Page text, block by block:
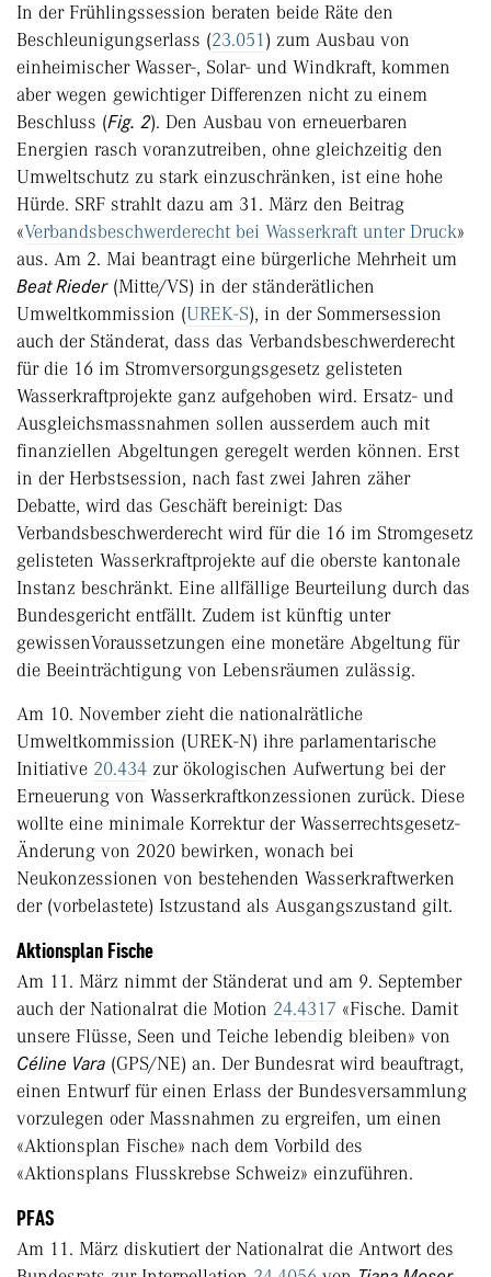
In der Frühlingssession beraten beide Räte den
Beschleunigungserlass (23.051) zum Ausbau von
einheimischer Wasser-, Solar- und Windkraft, kommen
aber wegen gewichtiger Differenzen nicht zu einem
Beschluss (Fig. 2). Den Ausbau von erneuerbaren
Energien rasch voranzutreiben, ohne gleichzeitig den
Umweltschutz zu stark einzuschränken, ist eine hohe
Hürde. SRF strahlt dazu am 31. März den Beitrag
«Verbands­beschwerderecht bei Wasserkraft unter Druck»
aus. Am 2. Mai beantragt eine bürgerliche Mehrheit um
Beat Rieder(Mitte/VS) in der ständerätlichen
Umweltkommission (UREK-S), in der Sommersession
auch der Ständerat, dass das Verbandsbeschwerderecht
für die 16 im Stromversorgungsgesetz gelisteten
Wasserkraftprojekte ganz aufgehoben wird. Ersatz- und
Ausgleichsmassnahmen sollen ausserdem auch mit
finanziellen Abgeltungen geregelt werden können. Erst
in der Herbstsession, nach fast zwei Jahren zäher
Debatte, wird das Geschäft bereinigt: Das
Verbandsbeschwerderecht wird für die 16 im Stromgesetz
gelisteten Wasserkraftprojekte auf die oberste kantonale
Instanz beschränkt. Eine allfällige Beurteilung durch das
Bundesgericht entfällt. Zudem ist künftig unter
gewissenVoraussetzungen eine monetäre Abgeltung für
die Beeinträchtigung von Lebensräumen zulässig.
Am 10. November zieht die nationalrätliche
Umweltkommission (UREK-N) ihre parlamentarische
Initiative 20.434 zur ökologischen Aufwertung bei der
Erneuerung von Wasserkraftkonzessionen zurück. Diese
wollte eine minimale Korrektur der Wasserrechtsgesetz-
Änderung von 2020 bewirken, wonach bei
Neukonzessionen von bestehenden Wasserkraftwerken
der (vorbelastete) Istzustand als Ausgangszustand gilt.
Aktionsplan Fische
Am 11. März nimmt der Ständerat und am 9. September
auch der Nationalrat die Motion 24.4317 «Fische. Damit
unsere Flüsse, Seen und Teiche lebendig bleiben» von
Céline Vara (GPS/NE) an. Der Bundesrat wird beauftragt,
einen Entwurf für einen Erlass der Bundesversammlung
vorzulegen oder Massnahmen zu ergreifen, um einen
«Aktionsplan Fische» nach dem Vorbild des
«Aktionsplans Flusskrebse Schweiz» einzuführen.
PFAS
Am 11. März diskutiert der Nationalrat die Antwort des